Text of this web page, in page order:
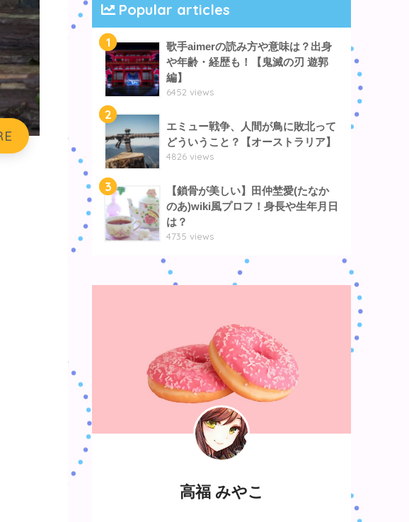
Popular articles
1
歌手aimerの読み方や意味は？出身
や年齢・経歴も！【鬼滅の刃 遊郭
編】
6452 views
2
エミュー戦争、人間が鳥に敗北って
どういうこと？【オーストラリア】
4826 views
3
【鎖骨が美しい】田仲埜愛(たなか
のあ)wiki風プロフ！身長や生年月日
は？
4735 views
高福 みやこ